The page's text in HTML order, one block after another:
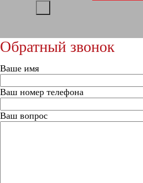
Обратный звонок
Ваше имя
Ваш номер телефона
Ваш вопрос